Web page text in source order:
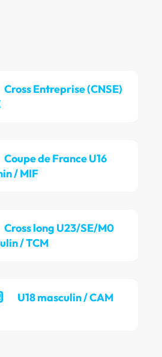
Cross Entreprise (CNSE)
Coupe de France U16
/ MIF
Cross long U23/SE/M0
/ TCM
U18 masculin / CAM